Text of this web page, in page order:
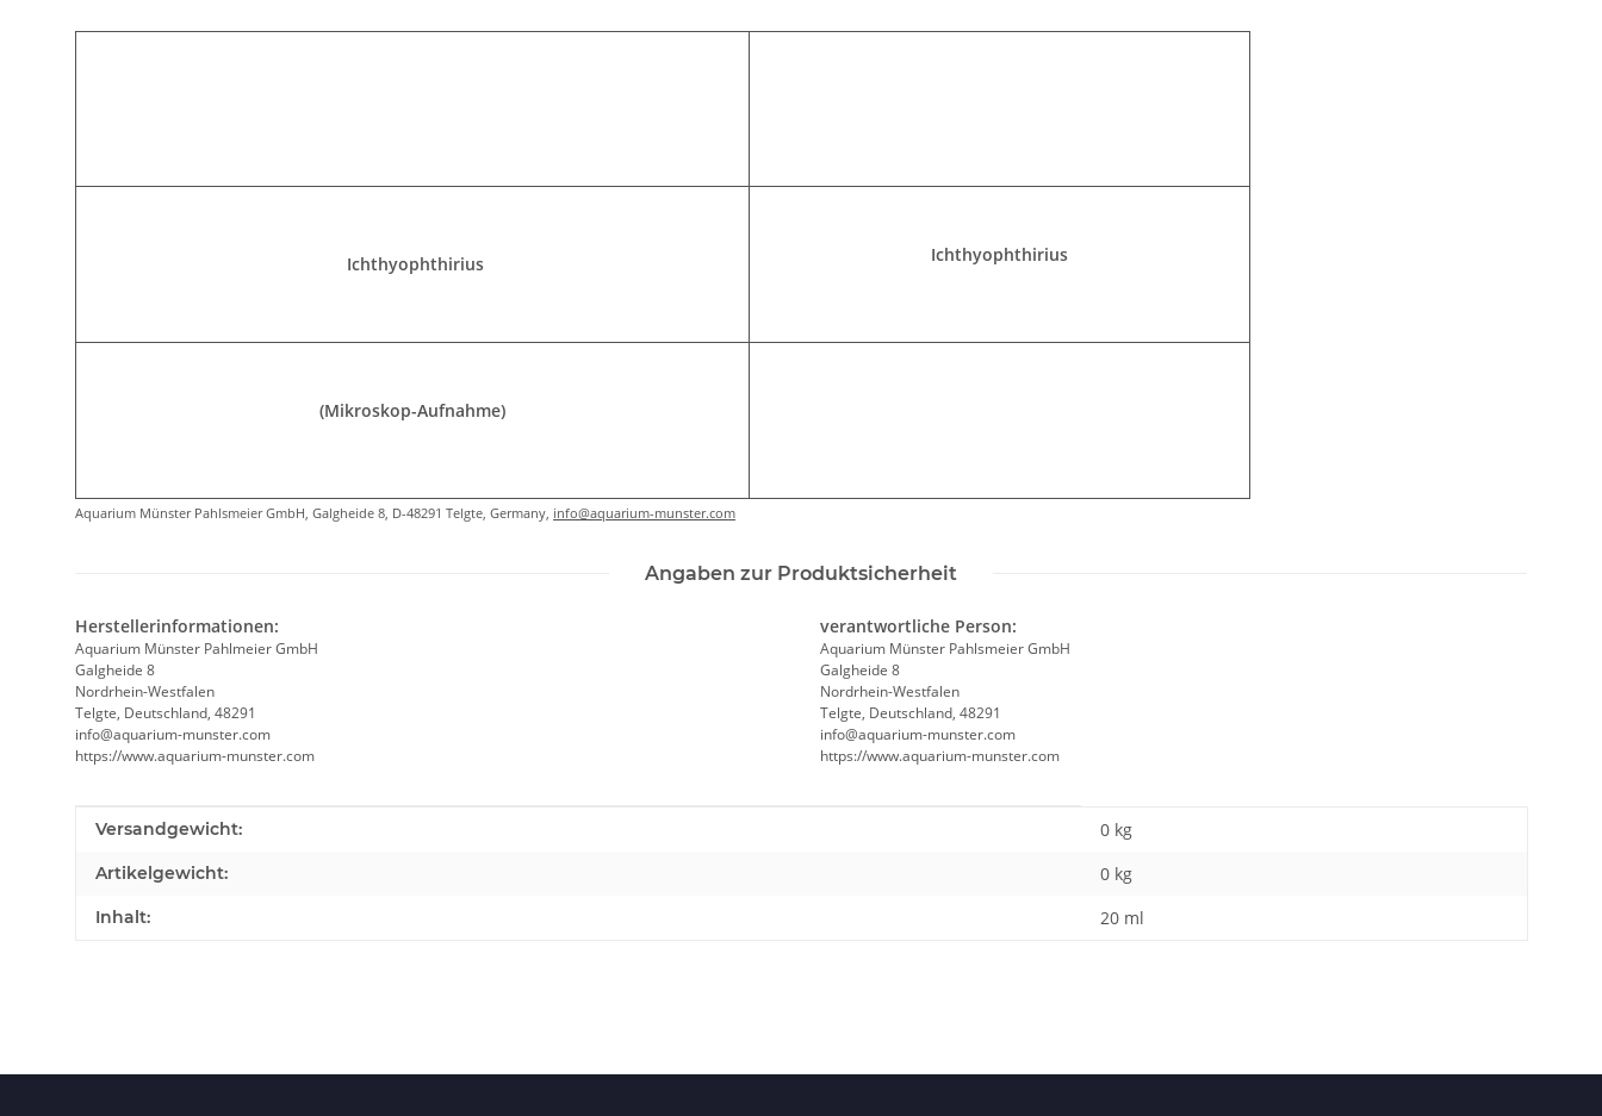
Ichthyophthirius Ichthyophthirius
(Mikroskop-Aufnahme)
Aquarium Münster Pahlsmeier GmbH, Galgheide 8, D-48291 Telgte, Germany, info@aquarium-munster.com
Angaben zur Produktsicherheit
Herstellerinformationen:
Aquarium Münster Pahlmeier GmbH
Galgheide 8
Nordrhein-Westfalen
Telgte, Deutschland, 48291
info@aquarium-munster.com
https://www.aquarium-munster.com
verantwortliche Person:
Aquarium Münster Pahlsmeier GmbH
Galgheide 8
Nordrhein-Westfalen
Telgte, Deutschland, 48291
info@aquarium-munster.com
https://www.aquarium-munster.com
Produkteigenschaft
Wert
Versandgewicht: 0 kg
Artikelgewicht: 0 kg
Inhalt: 20 ml